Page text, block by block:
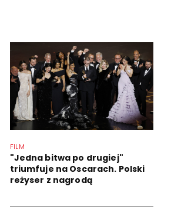
FILM
"Jedna bitwa po drugiej"
triumfuje na Oscarach. Polski
reżyser z nagrodą